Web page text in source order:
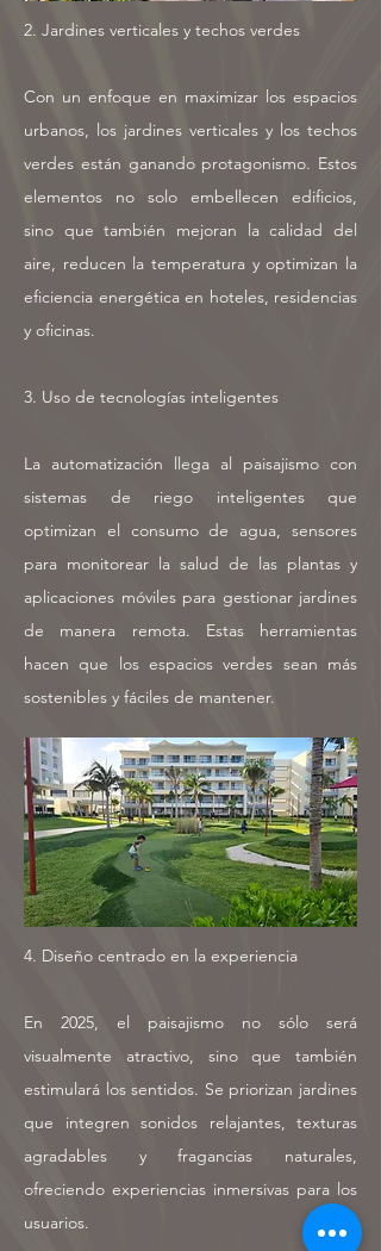
2. Jardines verticales y techos verdes
Con un enfoque en maximizar los espacios
urbanos, los jardines verticales y los techos
verdes están ganando protagonismo. Estos
elementos no solo embellecen edificios,
sino que también mejoran la calidad del
aire, reducen la temperatura y optimizan la
eficiencia energética en hoteles, residencias
y oficinas.
3. Uso de tecnologías inteligentes
La automatización llega al paisajismo con
sistemas de riego inteligentes que
optimizan el consumo de agua, sensores
para monitorear la salud de las plantas y
aplicaciones móviles para gestionar jardines
de manera remota. Estas herramientas
hacen que los espacios verdes sean más
sostenibles y fáciles de mantener.
4. Diseño centrado en la experiencia
En 2025, el paisajismo no sólo será
visualmente atractivo, sino que también
estimulará los sentidos. Se priorizan jardines
que integren sonidos relajantes, texturas
agradables y fragancias naturales,
ofreciendo experiencias inmersivas para los
usuarios.